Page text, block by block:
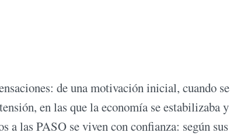
de una motivación inicial, cuando se
en las que la economía se estabilizaba y
a las PASO se viven con confianza: según sus